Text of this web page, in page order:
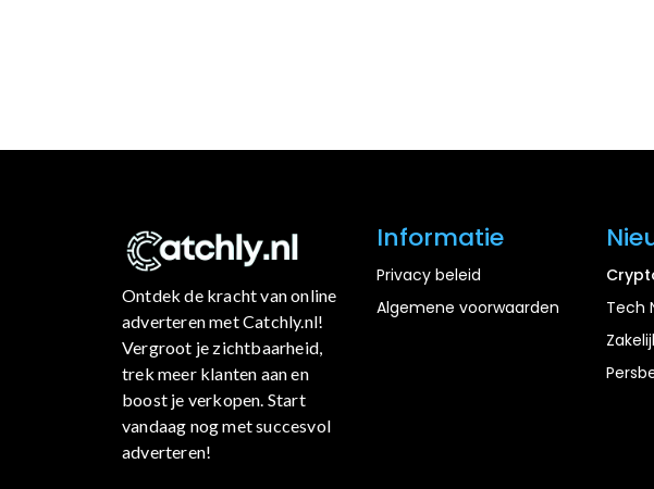
Ontdek de kracht van online
adverteren met Catchly.nl!
Vergroot je zichtbaarheid,
trek meer klanten aan en
boost je verkopen. Start
vandaag nog met succesvol
adverteren!
Informatie
Privacy beleid
Algemene voorwaarden
Tech